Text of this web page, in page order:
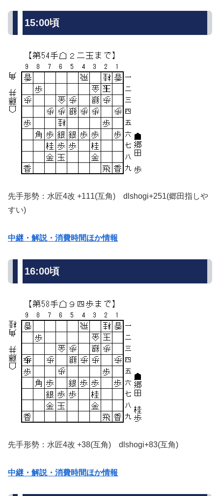
15:00頃
先手形勢：水匠4改 +111(互角) dlshogi+251(郷田指しや
すい)
中継・解説・消費時間ほか情報
16:00頃
先手形勢：水匠4改 +38(互角) dlshogi+83(互角)
中継・解説・消費時間ほか情報